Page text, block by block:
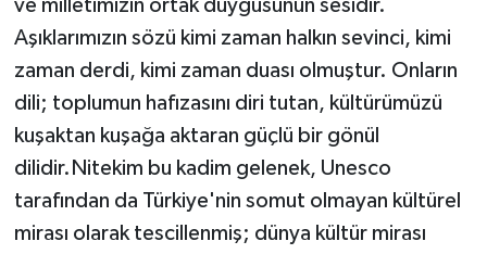
ve milletimizin ortak duygusunun sesidir.
Aşıklarımızın sözü kimi zaman halkın sevinci, kimi
zaman derdi, kimi zaman duası olmuştur. Onların
dili; toplumun hafızasını diri tutan, kültürümüzü
kuşaktan kuşağa aktaran güçlü bir gönül
dilidir.Nitekim bu kadim gelenek, Unesco
tarafından da Türkiye'nin somut olmayan kültürel
mirası olarak tescillenmiş; dünya kültür mirası